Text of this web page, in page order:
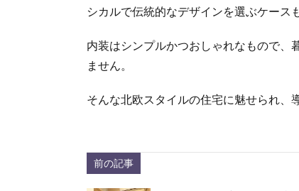
シカルで伝統的なデザインを選ぶケース
内装はシンプルかつおしゃれなもので、
ません。
そんな北欧スタイルの住宅に魅せられ、
前の記事